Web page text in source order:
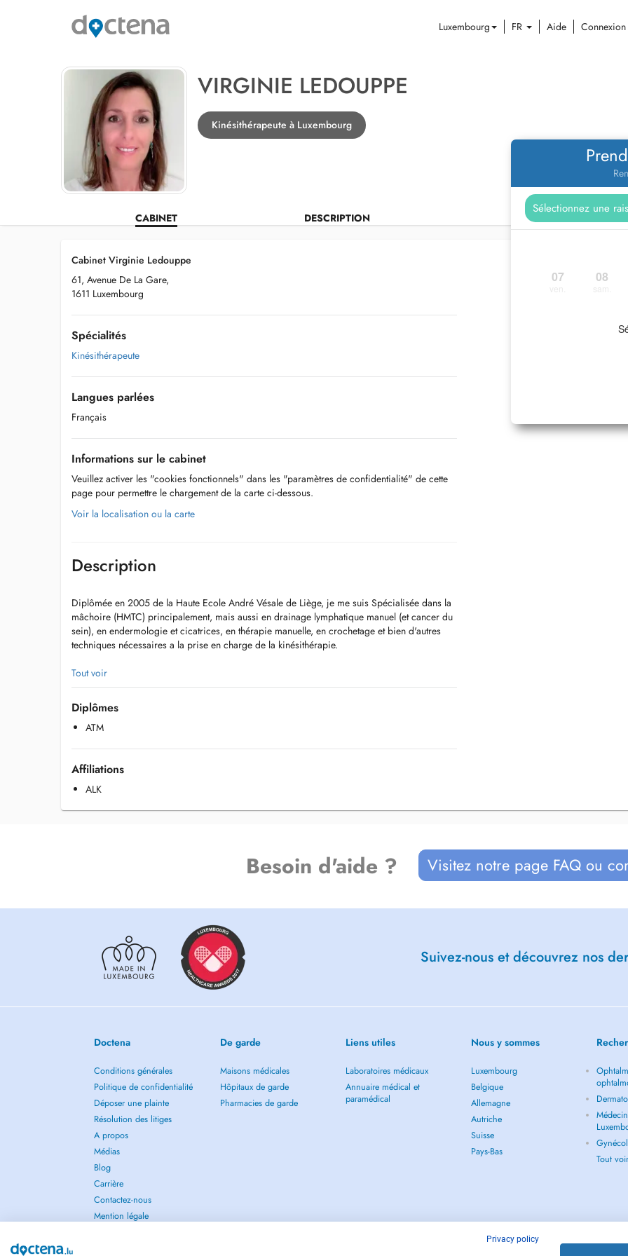
Luxembourg FR Aide Connexion
VIRGINIE LEDOUPPE
Kinésithérapeute à Luxembourg
CABINET DESCRIPTION
07 08
Cabinet Virginie Ledouppe
61, Avenue De La Gare,
1611 Luxembourg
Spécialités
Kinésithérapeute
Langues parlées
Français
Informations sur le cabinet
Veuillez activer les "cookies fonctionnels" dans les "paramètres de confidentialité" de cette
page pour permettre le chargement de la carte ci-dessous.
Voir la localisation ou la carte
Description
Diplômée en 2005 de la Haute Ecole André Vésale de Liège, je me suis Spécialisée dans la
mâchoire (HMTC) principalement, mais aussi en drainage lymphatique manuel (et cancer du
sein), en endermologie et cicatrices, en thérapie manuelle, en crochetage et bien d'autres
techniques nécessaires a la prise en charge de la kinésithérapie.
Tout voir
Diplômes
ATM
Affiliations
ALK
Besoin d'aide ? Visitez notre page FAQ ou
Suivez-nous et découvrez nos
Doctena
Conditions générales
Politique de confidentialité
Déposer une plainte
Résolution des litiges
A propos
Médias
Blog
Carrière
Contactez-nous
Mention légale
De garde
Maisons médicales
Hôpitaux de garde
Pharmacies de garde
Liens utiles
Laboratoires médicaux
Annuaire médical et
paramédical
Nous y sommes
Luxembourg
Belgique
Allemagne
Autriche
Suisse
Pays-Bas
Tout
Privacy policy